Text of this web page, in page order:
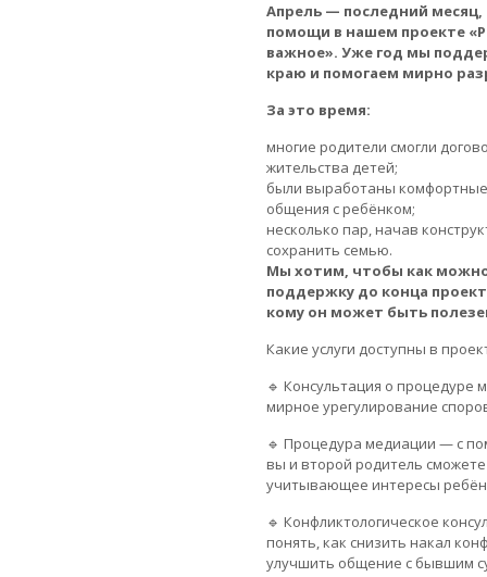
Апрель — последний месяц,
помощи в нашем проекте
важное». Уже год мы
краю и помогаем мирно
За это время:
многие родители смогли
жительства детей;
были выработаны
общения с ребёнком;
несколько пар, начав
сохранить семью.
Мы хотим, чтобы как
поддержку до конца
кому он может быть
Какие услуги доступны в
🔹 Консультация о процедуре
мирное урегулирование
🔹 Процедура медиации — с
вы и второй родитель
учитывающее интересы
🔹 Конфликтологическое
понять, как снизить накал
улучшить общение с бывшим